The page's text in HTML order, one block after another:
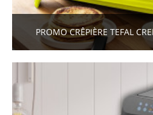
PROMO CRÊPIÈRE TEFAL